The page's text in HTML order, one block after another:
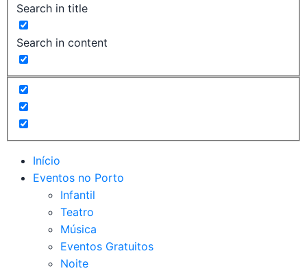
Search in title
Search in content
Início
Eventos no Porto
Infantil
Teatro
Música
Eventos Gratuitos
Noite